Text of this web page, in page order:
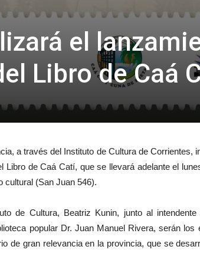
el
Libro de Caá
a través del Instituto de Cultura de Corrientes,
Libro de Caá Catí, que se llevará adelante el
cultural (San Juan 546).
de Cultura, Beatriz Kunin, junto al
popular Dr. Juan Manuel Rivera, serán los
de gran relevancia en la provincia, que se